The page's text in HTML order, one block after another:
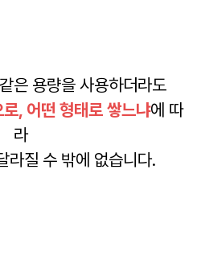
은 용량을 사용하더라도
, 어떤 형태로 쌓느냐에 따
라
라질 수 밖에 없습니다.